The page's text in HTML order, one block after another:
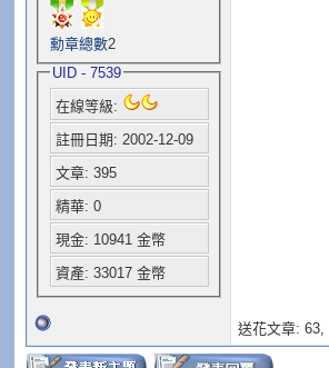
勳章總數2
UID - 7539
在線等級:
註冊日期: 2002-12-09
文章: 395
精華: 0
現金: 10941 金幣
資產: 33017 金幣
送花文章: 63,